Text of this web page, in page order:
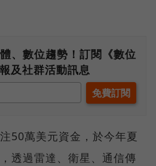
、數位趨勢！訂閱《數位
及社群活動訊息
50萬美元資金，於今年夏
透過雷達、衛星、通信傳